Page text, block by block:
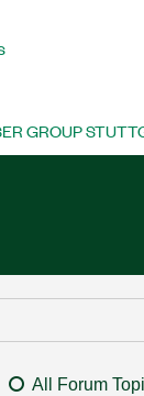
GROUP
All Forum